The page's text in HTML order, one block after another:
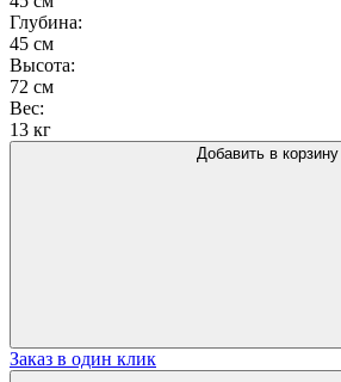
Глубина:
45 см
Высота:
72 см
Вес:
13 кг
Добавить в корзину
Заказ в один клик